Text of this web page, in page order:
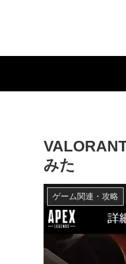
みた
ゲーム関連・攻略